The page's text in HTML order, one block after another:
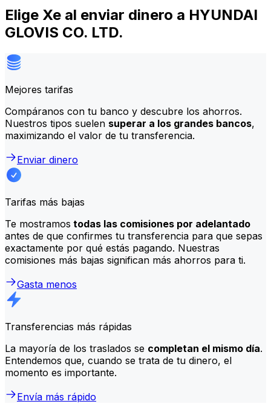
Elige Xe al enviar dinero a HYUNDAI
GLOVIS CO. LTD.
Mejores tarifas
Compáranos con tu banco y descubre los ahorros.
Nuestros tipos suelen superar a los grandes bancos,
maximizando el valor de tu transferencia.
Enviar dinero
Tarifas más bajas
Te mostramos todas las comisiones por adelantado
antes de que confirmes tu transferencia para que sepas
exactamente por qué estás pagando. Nuestras
comisiones más bajas significan más ahorros para ti.
Gasta menos
Transferencias más rápidas
La mayoría de los traslados se completan el mismo día.
Entendemos que, cuando se trata de tu dinero, el
momento es importante.
Envía más rápido